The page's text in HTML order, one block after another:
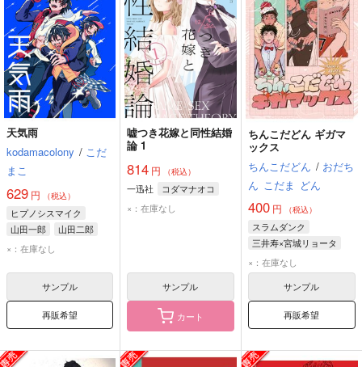
天気雨
kodamacolony / こだ
まこ
629 円 （税込）
ヒプノシスマイク
山田一郎
山田二郎
山田三郎
×：在庫なし
サンプル
再販希望
嘘つき花嫁と同性結婚
論 1
814 円 （税込）
一迅社
コダマナオコ
×：在庫なし
サンプル
カート
ちんこだどん ギガマ
ックス
ちんこだどん / おだち
ん こだま どん
400円 （税込）
スラムダンク
三井寿×宮城リョータ
×：在庫なし
サンプル
再販希望